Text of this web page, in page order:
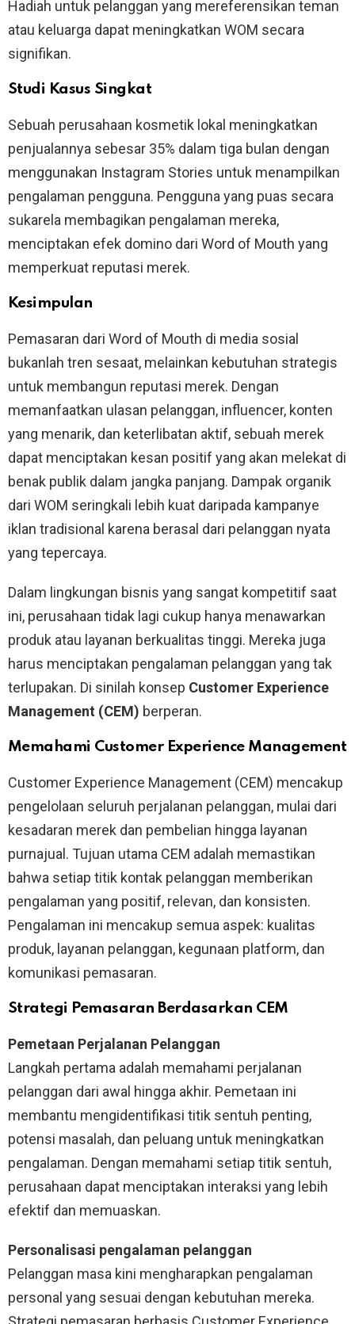
Hadiah untuk pelanggan yang mereferensikan teman
atau keluarga dapat meningkatkan WOM secara
signifikan.
Studi Kasus Singkat
Sebuah perusahaan kosmetik lokal meningkatkan
penjualannya sebesar 35% dalam tiga bulan dengan
menggunakan Instagram Stories untuk menampilkan
pengalaman pengguna. Pengguna yang puas secara
sukarela membagikan pengalaman mereka,
menciptakan efek domino dari Word of Mouth yang
memperkuat reputasi merek.
Kesimpulan
Pemasaran dari Word of Mouth di media sosial
bukanlah tren sesaat, melainkan kebutuhan strategis
untuk membangun reputasi merek. Dengan
memanfaatkan ulasan pelanggan, influencer, konten
yang menarik, dan keterlibatan aktif, sebuah merek
dapat menciptakan kesan positif yang akan melekat di
benak publik dalam jangka panjang. Dampak organik
dari WOM seringkali lebih kuat daripada kampanye
iklan tradisional karena berasal dari pelanggan nyata
yang tepercaya.
Dalam lingkungan bisnis yang sangat kompetitif saat
ini, perusahaan tidak lagi cukup hanya menawarkan
produk atau layanan berkualitas tinggi. Mereka juga
harus menciptakan pengalaman pelanggan yang tak
terlupakan. Di sinilah konsep Customer Experience
Management (CEM) berperan.
Memahami Customer Experience Management
Customer Experience Management (CEM) mencakup
pengelolaan seluruh perjalanan pelanggan, mulai dari
kesadaran merek dan pembelian hingga layanan
purnajual. Tujuan utama CEM adalah memastikan
bahwa setiap titik kontak pelanggan memberikan
pengalaman yang positif, relevan, dan konsisten.
Pengalaman ini mencakup semua aspek: kualitas
produk, layanan pelanggan, kegunaan platform, dan
komunikasi pemasaran.
Strategi Pemasaran Berdasarkan CEM
Pemetaan Perjalanan Pelanggan
Langkah pertama adalah memahami perjalanan
pelanggan dari awal hingga akhir. Pemetaan ini
membantu mengidentifikasi titik sentuh penting,
potensi masalah, dan peluang untuk meningkatkan
pengalaman. Dengan memahami setiap titik sentuh,
perusahaan dapat menciptakan interaksi yang lebih
efektif dan memuaskan.
Personalisasi pengalaman pelanggan
Pelanggan masa kini mengharapkan pengalaman
personal yang sesuai dengan kebutuhan mereka.